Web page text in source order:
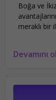
Boğa ve
meraklı bir
Devamını